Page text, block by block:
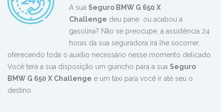
A sua Seguro BMW G 650 X
Challenge deu pane ou acabou a
gasolina? Não se preocupe, a assistência 24
horas da sua seguradora irá lhe socorrer,
oferecendo toda o auxílio necessário nesse momento delicado.
Você terá a sua disposição um guincho para a sua Seguro
BMW G 650 X Challenge e um táxi para você ir até seu o
destino.